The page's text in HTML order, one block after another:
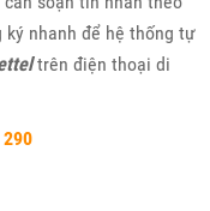
ký nhanh để hệ thống tự
trên điện thoại di
290